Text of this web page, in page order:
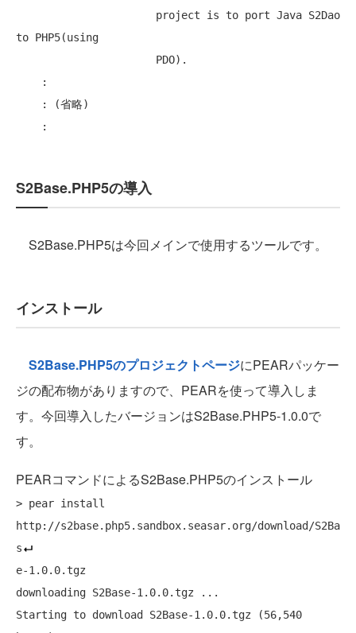
to PHP5(using
S2Base.PHP5の導入
S2Base.PHP5は今回メインで使用するツールです。
インストール
S2Base.PHP5のプロジェクトページにPEARパッケー
ジの配布物がありますので、PEARを使って導入しま
す。今回導入したバージョンはS2Base.PHP5-1.0.0で
す。
PEARコマンドによるS2Base.PHP5のインストール
> pear install
http://s2base.php5.sandbox.seasar.org/download/S2Ba
s
e-1.0.0.tgz
downloading S2Base-1.0.0.tgz ...
Starting to download S2Base-1.0.0.tgz (56,540